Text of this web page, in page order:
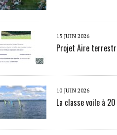
15 JUIN 2026
Projet Aire
10 JUIN 2026
La classe voile à